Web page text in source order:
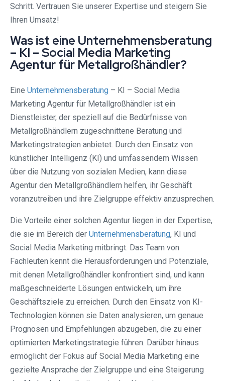
Schritt. Vertrauen Sie unserer Expertise und steigern Sie
Ihren Umsatz!
Was ist eine Unternehmensberatung
– KI – Social Media Marketing
Agentur für Metallgroßhändler?
Eine Unternehmensberatung – KI – Social Media
Marketing Agentur für Metallgroßhändler ist ein
Dienstleister, der speziell auf die Bedürfnisse von
Metallgroßhändlern zugeschnittene Beratung und
Marketingstrategien anbietet. Durch den Einsatz von
künstlicher Intelligenz (KI) und umfassendem Wissen
über die Nutzung von sozialen Medien, kann diese
Agentur den Metallgroßhändlern helfen, ihr Geschäft
voranzutreiben und ihre Zielgruppe effektiv anzusprechen.
Die Vorteile einer solchen Agentur liegen in der Expertise,
die sie im Bereich der Unternehmensberatung, KI und
Social Media Marketing mitbringt. Das Team von
Fachleuten kennt die Herausforderungen und Potenziale,
mit denen Metallgroßhändler konfrontiert sind, und kann
maßgeschneiderte Lösungen entwickeln, um ihre
Geschäftsziele zu erreichen. Durch den Einsatz von KI-
Technologien können sie Daten analysieren, um genaue
Prognosen und Empfehlungen abzugeben, die zu einer
optimierten Marketingstrategie führen. Darüber hinaus
ermöglicht der Fokus auf Social Media Marketing eine
gezielte Ansprache der Zielgruppe und eine Steigerung